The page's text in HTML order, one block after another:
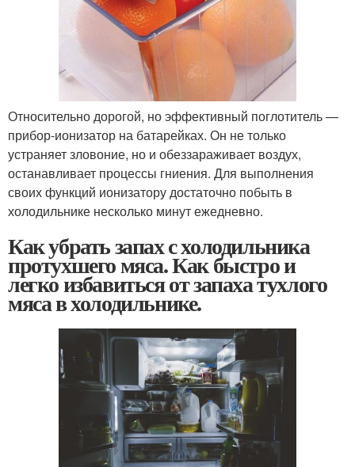
Относительно дорогой, но эффективный поглотитель —
прибор-ионизатор на батарейках. Он не только
устраняет зловоние, но и обеззараживает воздух,
останавливает процессы гниения. Для выполнения
своих функций ионизатору достаточно побыть в
холодильнике несколько минут ежедневно.
Как убрать запах с холодильника
протухшего мяса. Как быстро и
легко избавиться от запаха тухлого
мяса в холодильнике.